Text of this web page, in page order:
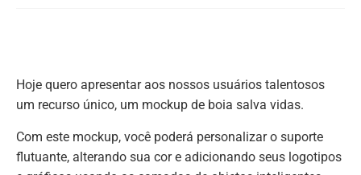
Hoje quero apresentar aos nossos usuários talentosos
um recurso único, um mockup de boia salva vidas.
Com este mockup, você poderá personalizar o suporte
flutuante, alterando sua cor e adicionando seus logotipos